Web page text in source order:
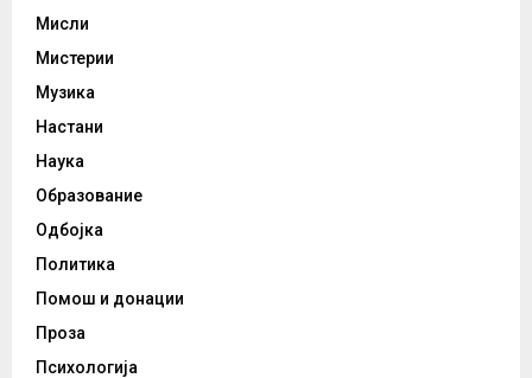
Мисли
Мистерии
Музика
Настани
Наука
Образование
Одбојка
Политика
Помош и донации
Проза
Психологија